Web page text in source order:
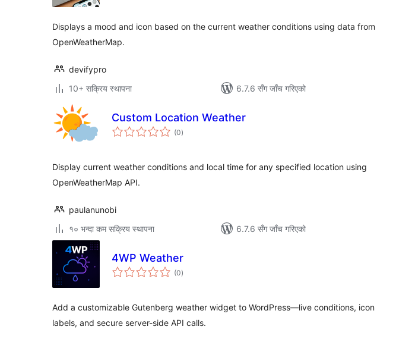
Displays a mood and icon based on the current weather conditions using data from
OpenWeatherMap.
devifypro
10+ सक्रिय स्थापना
6.7.6 सँग जाँच गरिएको
Custom Location Weather
(0कुल
रेटिङ्गहरू
)
Display current weather conditions and local time for any specified location using
OpenWeatherMap API.
paulanunobi
१० भन्दा कम सक्रिय स्थापना
6.7.6 सँग जाँच गरिएको
4WP Weather
(0कुल
रेटिङ्गहरू
)
Add a customizable Gutenberg weather widget to WordPress—live conditions, icon
labels, and secure server-side API calls.